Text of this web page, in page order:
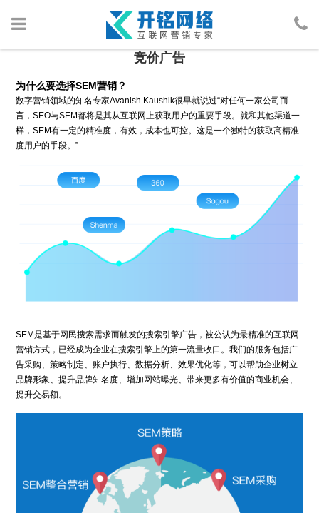
竞价广告
为什么要选择SEM营销？
数字营销领域的知名专家Avanish Kaushik很早就说过“对任何一家公司而
言，SEO与SEM都将是其从互联网上获取用户的重要手段。就和其他渠道一
样，SEM有一定的精准度，有效，成本也可控。这是一个独特的获取高精准
度用户的手段。”
SEM是基于网民搜索需求而触发的搜索引擎广告，被公认为最精准的互联网
营销方式，已经成为企业在搜索引擎上的第一流量收口。我们的服务包括广
告采购、策略制定、账户执行、数据分析、效果优化等，可以帮助企业树立
品牌形象、提升品牌知名度、增加网站曝光、带来更多有价值的商业机会、
提升交易额。
网络营销
人物包装
网络资讯